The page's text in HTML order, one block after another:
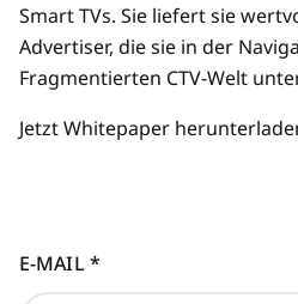
Smart TVs. Sie liefert sie
Advertiser, die sie in der
Fragmentierten CTV-Welt
Jetzt Whitepaper
E-MAIL*